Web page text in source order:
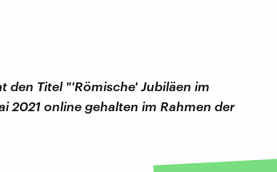
den Titel "'Römische' Jubiläen im
2021 online gehalten im Rahmen der